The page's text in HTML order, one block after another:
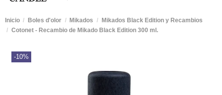
Inicio Boles d'olor Mikados
Mikados Black Edition y Recambios
Cotonet - Recambio de Mikado Black Edition 300 ml.
-10%